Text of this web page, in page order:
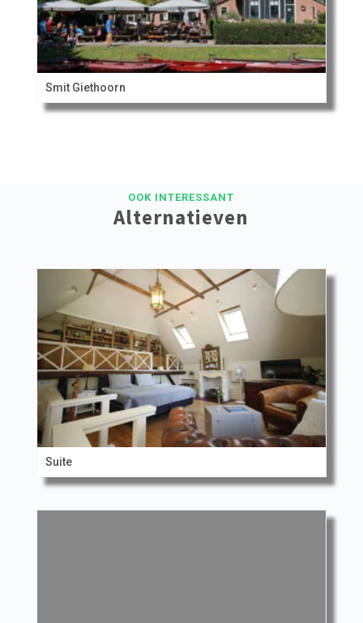
Smit Giethoorn
OOK INTERESSANT
Alternatieven
Suite